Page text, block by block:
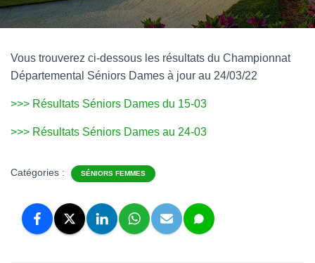
Vous trouverez ci-dessous les résultats du Championnat
Départemental Séniors Dames à jour au 24/03/22
>>> Résultats Séniors Dames du 15-03
>>> Résultats Séniors Dames au 24-03
Catégories : SÉNIORS FEMMES